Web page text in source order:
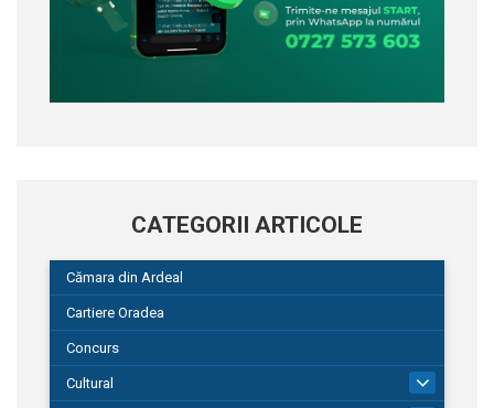
CATEGORII ARTICOLE
Cămara din Ardeal
Cartiere Oradea
Concurs
Cultural